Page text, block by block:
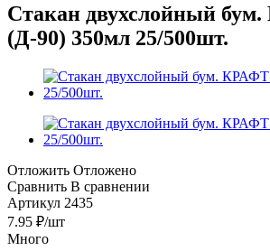
Стакан двухслойный
(Д-90) 350мл 25/500шт.
Отложить Отложено
Сравнить В сравнении
Артикул 2435
7.95 ₽/шт
Много